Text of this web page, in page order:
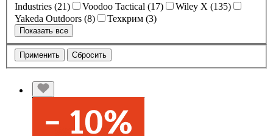
Industries (21)
Voodoo Tactical (17)
Wiley X (135)
Yakeda Outdoors (8)
Техкрим (3)
Показать все
Применить Сбросить